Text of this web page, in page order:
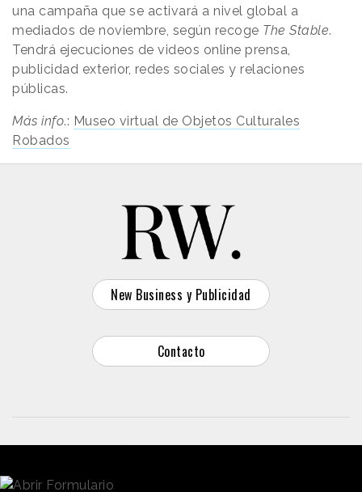
una campaña que se activará a nivel global a
mediados de noviembre, según recoge The Stable.
Tendrá ejecuciones de videos online prensa,
publicidad exterior, redes sociales y relaciones
públicas.
Más info.: Museo virtual de Objetos Culturales
Robados
New Business y Publicidad
Contacto
© 2026 Reason Why
Dirección: